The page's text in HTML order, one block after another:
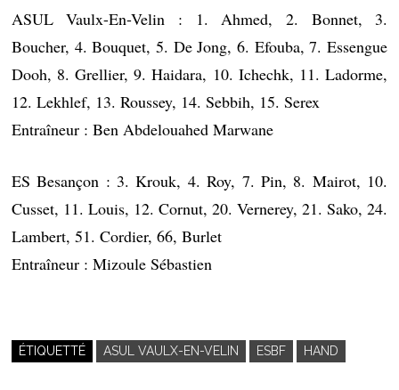
ASUL Vaulx-En-Velin : 1. Ahmed, 2. Bonnet, 3.
Boucher, 4. Bouquet, 5. De Jong, 6. Efouba, 7. Essengue
Dooh, 8. Grellier, 9. Haidara, 10. Ichechk, 11. Ladorme,
12. Lekhlef, 13. Roussey, 14. Sebbih, 15. Serex
Entraîneur : Ben Abdelouahed Marwane
ES Besançon : 3. Krouk, 4. Roy, 7. Pin, 8. Mairot, 10.
Cusset, 11. Louis, 12. Cornut, 20. Vernerey, 21. Sako, 24.
Lambert, 51. Cordier, 66, Burlet
Entraîneur : Mizoule Sébastien
ÉTIQUETTÉ ASUL VAULX-EN-VELIN ESBF HAND